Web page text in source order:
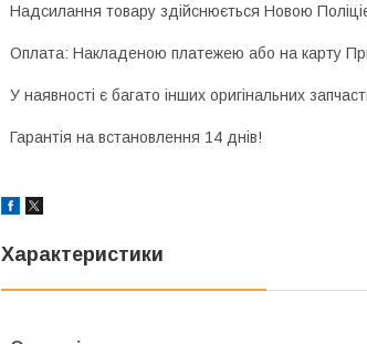
Надсилання товару здійснюється Новою
Оплата: Накладеною платежею або на карту
У наявності є багато інших оригінальних
Гарантія на встановлення 14 днів!
Характеристики